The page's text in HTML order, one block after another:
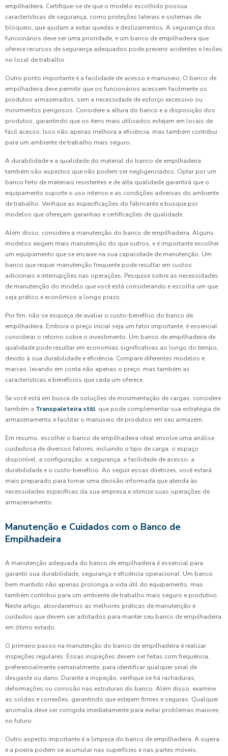
empilhadeira. Certifique-se de que o modelo escolhido possua
características de segurança, como proteções laterais e sistemas de
bloqueio, que ajudam a evitar quedas e deslizamentos. A segurança dos
funcionários deve ser uma prioridade, e um banco de empilhadeira que
oferece recursos de segurança adequados pode prevenir acidentes e lesões
no local de trabalho.
Outro ponto importante é a facilidade de acesso e manuseio. O banco de
empilhadeira deve permitir que os funcionários acessem facilmente os
produtos armazenados, sem a necessidade de esforço excessivo ou
movimentos perigosos. Considere a altura do banco e a disposição dos
produtos, garantindo que os itens mais utilizados estejam em locais de
fácil acesso. Isso não apenas melhora a eficiência, mas também contribui
para um ambiente de trabalho mais seguro.
A durabilidade e a qualidade do material do banco de empilhadeira
também são aspectos que não podem ser negligenciados. Optar por um
banco feito de materiais resistentes e de alta qualidade garantirá que o
equipamento suporte o uso intenso e as condições adversas do ambiente
de trabalho. Verifique as especificações do fabricante e busque por
modelos que ofereçam garantias e certificações de qualidade.
Além disso, considere a manutenção do banco de empilhadeira. Alguns
modelos exigem mais manutenção do que outros, e é importante escolher
um equipamento que se encaixe na sua capacidade de manutenção. Um
banco que requer manutenção frequente pode resultar em custos
adicionais e interrupções nas operações. Pesquise sobre as necessidades
de manutenção do modelo que você está considerando e escolha um que
seja prático e econômico a longo prazo.
Por fim, não se esqueça de avaliar o custo-benefício do banco de
empilhadeira. Embora o preço inicial seja um fator importante, é essencial
considerar o retorno sobre o investimento. Um banco de empilhadeira de
qualidade pode resultar em economias significativas ao longo do tempo,
devido à sua durabilidade e eficiência. Compare diferentes modelos e
marcas, levando em conta não apenas o preço, mas também as
características e benefícios que cada um oferece.
Se você está em busca de soluções de movimentação de cargas, considere
também a Transpaleteira still, que pode complementar sua estratégia de
armazenamento e facilitar o manuseio de produtos em seu armazém.
Em resumo, escolher o banco de empilhadeira ideal envolve uma análise
cuidadosa de diversos fatores, incluindo o tipo de carga, o espaço
disponível, a configuração, a segurança, a facilidade de acesso, a
durabilidade e o custo-benefício. Ao seguir essas diretrizes, você estará
mais preparado para tomar uma decisão informada que atenda às
necessidades específicas da sua empresa e otimize suas operações de
armazenamento.
Manutenção e Cuidados com o Banco de
Empilhadeira
A manutenção adequada do banco de empilhadeira é essencial para
garantir sua durabilidade, segurança e eficiência operacional. Um banco
bem mantido não apenas prolonga a vida útil do equipamento, mas
também contribui para um ambiente de trabalho mais seguro e produtivo.
Neste artigo, abordaremos as melhores práticas de manutenção e
cuidados que devem ser adotados para manter seu banco de empilhadeira
em ótimo estado.
O primeiro passo na manutenção do banco de empilhadeira é realizar
inspeções regulares. Essas inspeções devem ser feitas com frequência,
preferencialmente semanalmente, para identificar qualquer sinal de
desgaste ou dano. Durante a inspeção, verifique se há rachaduras,
deformações ou corrosão nas estruturas do banco. Além disso, examine
as soldas e conexões, garantindo que estejam firmes e seguras. Qualquer
anomalia deve ser corrigida imediatamente para evitar problemas maiores
no futuro.
Outro aspecto importante é a limpeza do banco de empilhadeira. A sujeira
e a poeira podem se acumular nas superfícies e nas partes móveis,